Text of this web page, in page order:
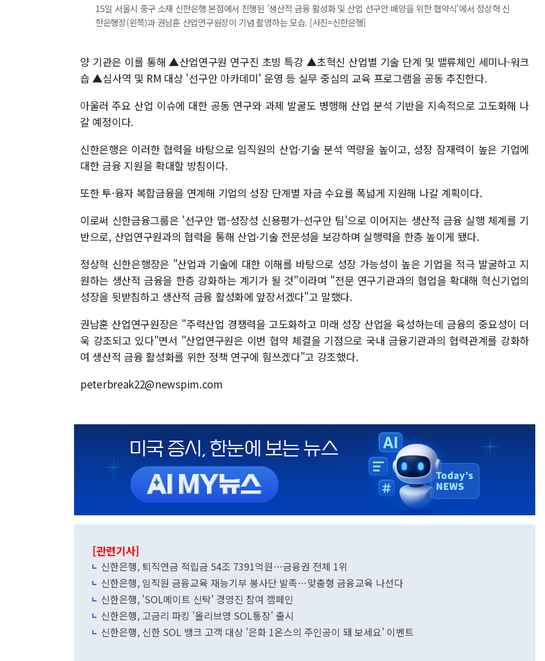
15일 서울시 중구 소재 신한은행 본점에서 진행된 '생산적 금융 활성화 및 산업 선구안 배양을 위한 협약식'에서 정상혁 신
한은행장(왼쪽)과 권남훈 산업연구원장이 기념 촬영하는 모습. [사진=신한은행]
양 기관은 이를 통해 ▲산업연구원 연구진 초빙 특강 ▲초혁신 산업별 기술 단계 및 밸류체인 세미나·워크
숍 ▲심사역 및 RM 대상 '선구안 아카데미' 운영 등 실무 중심의 교육 프로그램을 공동 추진한다.
아울러 주요 산업 이슈에 대한 공동 연구와 과제 발굴도 병행해 산업 분석 기반을 지속적으로 고도화해 나
갈 예정이다.
신한은행은 이러한 협력을 바탕으로 임직원의 산업·기술 분석 역량을 높이고, 성장 잠재력이 높은 기업에
대한 금융 지원을 확대할 방침이다.
또한 투·융자 복합금융을 연계해 기업의 성장 단계별 자금 수요를 폭넓게 지원해 나갈 계획이다.
이로써 신한금융그룹은 '선구안 맵-성장성 신용평가-선구안 팀'으로 이어지는 생산적 금융 실행 체계를 기
반으로, 산업연구원과의 협력을 통해 산업·기술 전문성을 보강하며 실행력을 한층 높이게 됐다.
정상혁 신한은행장은 "산업과 기술에 대한 이해를 바탕으로 성장 가능성이 높은 기업을 적극 발굴하고 지
원하는 생산적 금융을 한층 강화하는 계기가 될 것"이라며 "전문 연구기관과의 협업을 확대해 혁신기업의
성장을 뒷받침하고 생산적 금융 활성화에 앞장서겠다"고 말했다.
권남훈 산업연구원장은 "주력산업 경쟁력을 고도화하고 미래 성장 산업을 육성하는데 금융의 중요성이 더
욱 강조되고 있다"면서 "산업연구원은 이번 협약 체결을 기점으로 국내 금융기관과의 협력관계를 강화하
여 생산적 금융 활성화를 위한 정책 연구에 힘쓰겠다"고 강조했다.
peterbreak22@newspim.com
[관련기사]
신한은행, 퇴직연금 적립금 54조 7391억원…금융권 전체 1위
신한은행, 임직원 금융교육 재능기부 봉사단 발족…맞춤형 금융교육 나선다
신한은행, 'SOL메이트 신탁' 경영진 참여 캠페인
신한은행, 고금리 파킹 '올리브영 SOL통장' 출시
신한은행, 신한 SOL 뱅크 고객 대상 '은화 1온스의 주인공이 돼 보세요' 이벤트